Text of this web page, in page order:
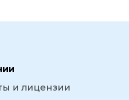
и лицензии